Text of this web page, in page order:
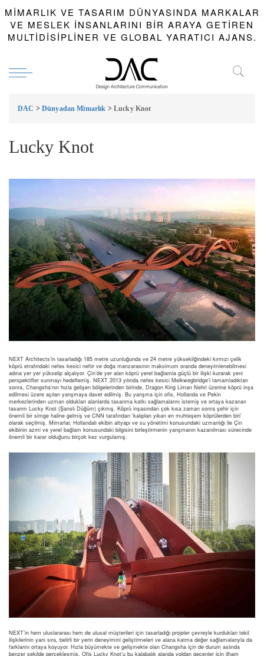
MIMARLIK VE TASARIM DÜNYASINDA MARKALAR
VE MESLEK INSANLARINI BIR ARAYA GETIREN
MULTIDISIPLINER VE GLOBAL YARATICI AJANS.
DAC > Dünyadan Mimarlık > Lucky Knot
Lucky Knot
NEXT Architects’in tasarladığı 185 metre uzunluğunda ve 24 metre yüksekliğindeki kırmızı çelik
köprü etrafındaki nefes kesici nehir ve doğa manzarasının maksimum oranda deneyimlenebilmesi
adına yer yer yükselip alçalıyor. Çin’de yer alan köprü yerel bağlamla güçlü bir ilişki kurarak yeni
perspektifler sunmayı hedeflemiş. NEXT 2013 yılında nefes kesici Melkwegbridge’i tamamladıktan
sonra, Changsha’nın hızla gelişen bölgelerinden birinde, Dragon King Liman Nehri üzerine köprü inşa
edilmesi üzere açılan yarışmaya davet edilmiş. Bu yarışma için ofis, Hollanda ve Pekin
merkezlerinden uzman oldukları alanlarda tasarıma katkı sağlamalarını istemiş ve ortaya kazanan
tasarım Lucky Knot (Şanslı Düğüm) çıkmış. Köprü inşasından çok kısa zaman sonra şehir için
önemli bir simge haline gelmiş ve CNN tarafından ‘kalıpları yıkan en muhteşem köprülerden biri’
olarak seçilmiş. Mimarlar, Hollandalı ekibin altyapı ve su yönetimi konusundaki uzmanlığı ile Çin
ekibinin azmi ve yerel bağlam konusundaki bilgisini birleştirmenin yarışmanın kazanılması sürecinde
önemli bir karar olduğunu birçok kez vurgulamış.
NEXT’in hem uluslararası hem de ulusal müşterileri için tasarladığı projeler çevreyle kurdukları tekil
ilişkilerinin yanı sıra, belirli bir yerin deneyimini geliştirmeleri ve alana katma değer sağlamalarıyla da
farklarını ortaya koyuyor. Hızla büyümekte ve gelişmekte olan Changsha için de durum aslında
benzer şekilde gerçekleşmiş. Ofis Lucky Knot’u bu kalabalık alanda yoldan geçenler için ilham